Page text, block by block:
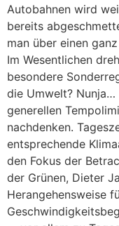
Autobahnen wird
bereits
man über einen
Im Wesentlichen
besondere
die Umwelt? Nunja…
generellen
nachdenken.
entsprechende
den Fokus der
der Grünen, Dieter
Herangehensweise